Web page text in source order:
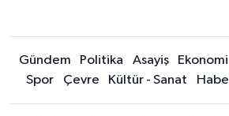
Gündem Politika Asayiş Ekonomi
Spor
Çevre Kültür - Sanat